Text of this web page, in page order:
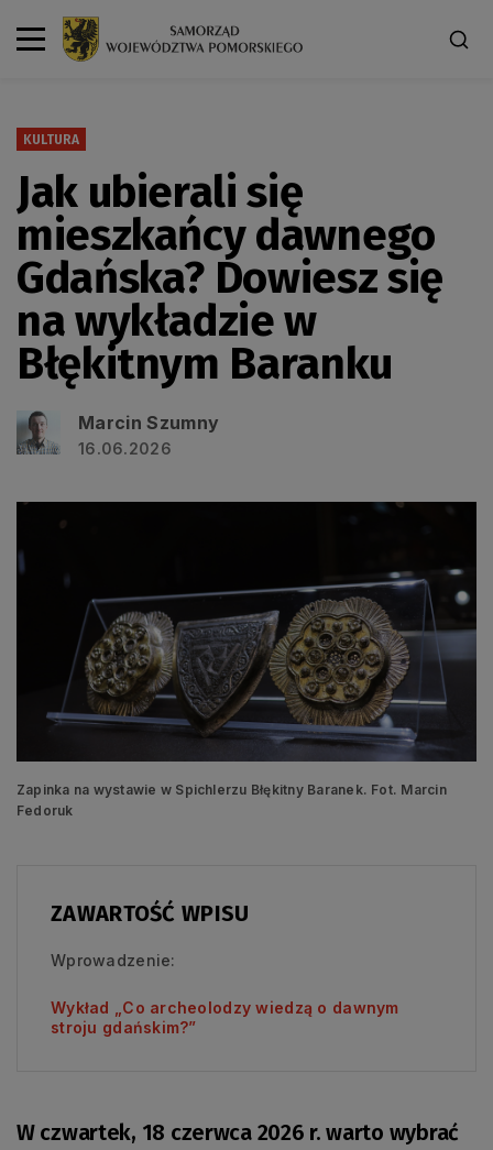
KULTURA
Jak ubierali się
mieszkańcy dawnego
Gdańska? Dowiesz się
na wykładzie w
Błękitnym Baranku
Marcin Szumny
16.06.2026
Zapinka na wystawie w Spichlerzu Błękitny Baranek. Fot. Marcin
Fedoruk
ZAWARTOŚĆ WPISU
Wprowadzenie:
Wykład „Co archeolodzy wiedzą o dawnym
stroju gdańskim?”
W czwartek, 18 czerwca 2026 r. warto wybrać